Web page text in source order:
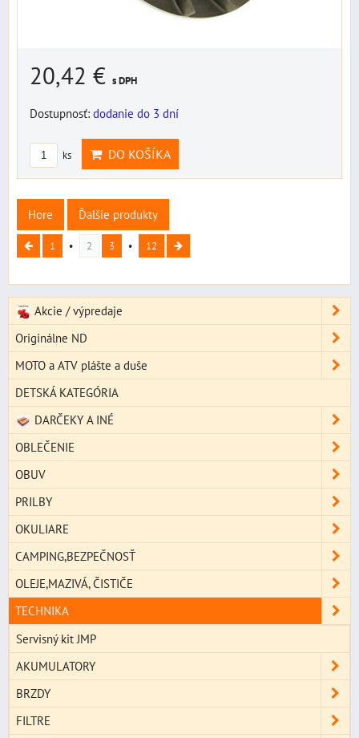
20,42 € s DPH
Dostupnosť: dodanie do 3 dní
ks DO KOŠÍKA
Hore Ďalšie produkty
1 2 3 12
Akcie / výpredaje
Originálne ND
MOTO a ATV plášte a duše
DETSKÁ KATEGÓRIA
DARČEKY A INÉ
OBLEČENIE
OBUV
PRILBY
OKULIARE
CAMPING,BEZPEČNOSŤ
OLEJE,MAZIVÁ, ČISTIČE
TECHNIKA
Servisný kit JMP
AKUMULATORY
BRZDY
FILTRE